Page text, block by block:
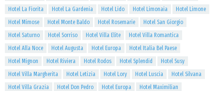
Hotel La Fiorita
Hotel La Gardenia Hotel Lido Hotel Limonaia
Hotel Limone
Hotel Mimose
Hotel Monte Baldo Hotel Rosemarie
Hotel San Giorgio
Hotel Saturno
Hotel Sorriso Hotel Villa Elite
Hotel Villa Romantica
Hotel Alla Noce
Hotel Augusta Hotel Europa
Hotel Italia Bel Paese
Hotel Mignon
Hotel Riviera Hotel Rodos Hotel Splendid
Hotel Susy
Hotel Villa Margherita
Hotel Letizia Hotel Lory Hotel Luscia
Hotel Silvana
Hotel Villa Grazia
Hotel Don Pedro Hotel Europa
Hotel Maximilian